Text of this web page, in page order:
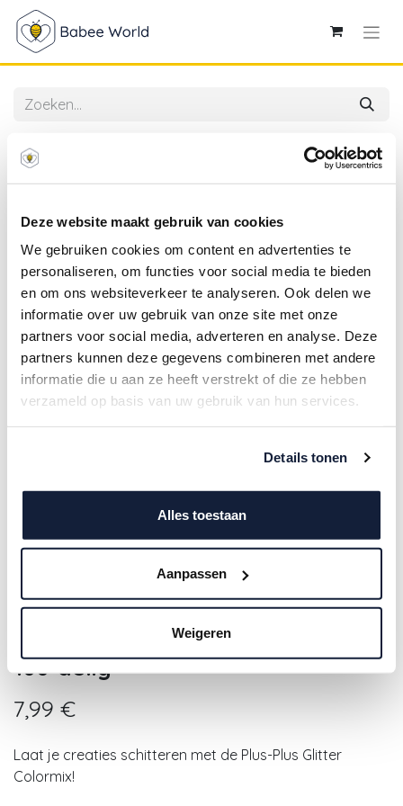
Deze website maakt gebruik van cookies
We gebruiken cookies om content en advertenties te
personaliseren, om functies voor social media te bieden
en om ons websiteverkeer te analyseren. Ook delen we
informatie over uw gebruik van onze site met onze
partners voor social media, adverteren en analyse. Deze
partners kunnen deze gegevens combineren met andere
informatie die u aan ze heeft verstrekt of die ze hebben
verzameld op basis van uw gebruik van hun services.
Details tonen
Alles toestaan
Aanpassen
Weigeren
Plus-Plus | Educatief Speelgoed Glitter Bouwstukjes
Kleurenmix 100-delig
Plus-Plus | Educatief Speelgoed
Glitter Bouwstukjes Kleurenmix
100-delig
7,99 €
Laat je creaties schitteren met de Plus-Plus Glitter
Colormix!